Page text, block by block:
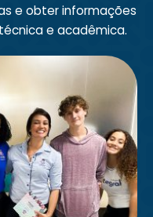
e obter informações
e acadêmica.